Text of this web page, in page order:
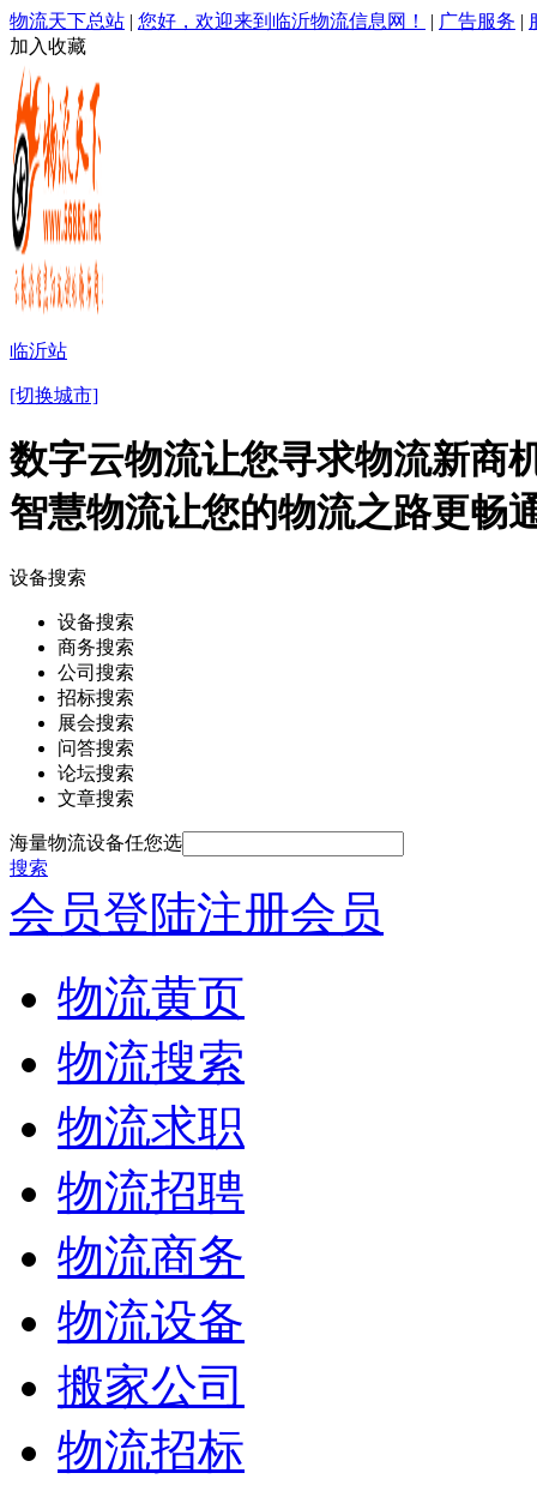
物流天下总站 | 您好，欢迎来到临沂物流信息网！ | 广告服务 |
加入收藏
临沂站
[切换城市]
数字云物流让您寻求物流新商
智慧物流让您的物流之路更畅
设备搜索
设备搜索
商务搜索
公司搜索
招标搜索
展会搜索
问答搜索
论坛搜索
文章搜索
海量物流设备任您选
搜索
会员登陆注册会员
物流黄页
物流搜索
物流求职
物流招聘
物流商务
物流设备
搬家公司
物流招标